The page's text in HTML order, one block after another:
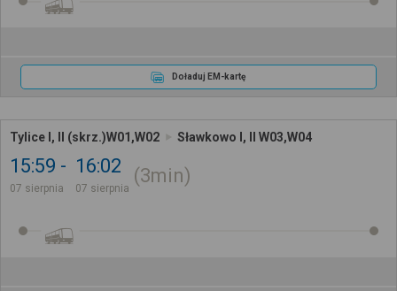
Doładuj EM-kartę
Tylice I, II (skrz.)W01,W02 Sławkowo I, II W03,W04
15:59
07 sierpnia
16:02
07 sierpnia
3min